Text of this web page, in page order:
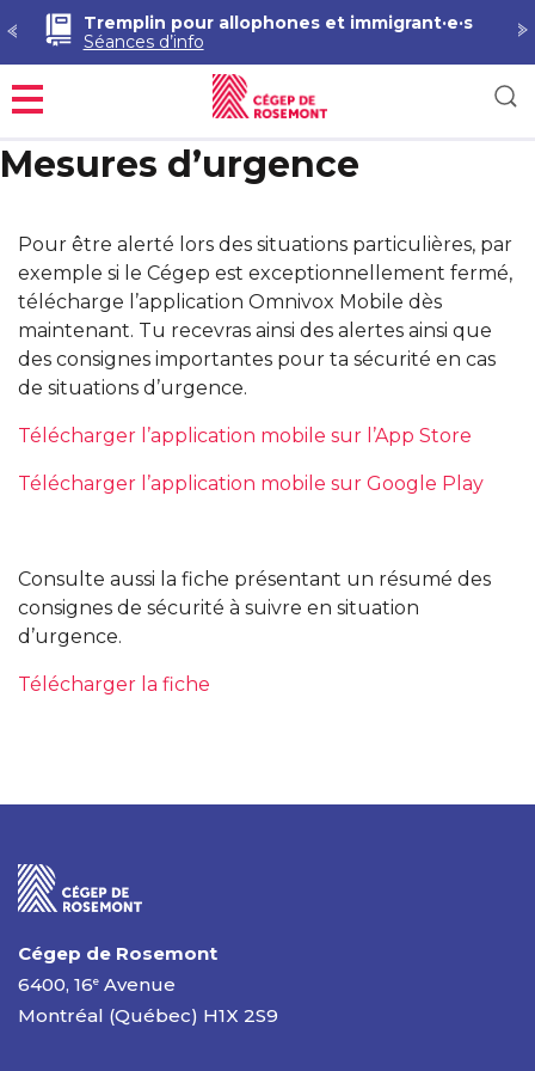
Tremplin pour allophones et immigrant·e·s
Séances d’info
Menu
Mesures d’urgence
Pour être alerté lors des situations particulières, par
exemple si le Cégep est exceptionnellement fermé,
télécharge l’application Omnivox Mobile dès
maintenant. Tu recevras ainsi des alertes ainsi que
des consignes importantes pour ta sécurité en cas
de situations d’urgence.
Télécharger l’application mobile sur l’App Store
Télécharger l’application mobile sur Google Play
Consulte aussi la fiche présentant un résumé des
consignes de sécurité à suivre en situation
d’urgence.
Télécharger la fiche
Cégep de Rosemont
6400, 16e Avenue
Montréal (Québec) H1X 2S9